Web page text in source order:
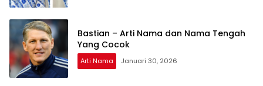
Bastian – Arti Nama dan Nama Tengah
Yang Cocok
Arti Nama Januari 30, 2026